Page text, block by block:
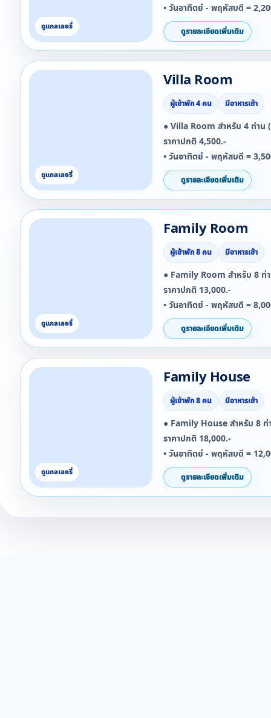
• วันอาทิตย์ - พฤหัสบดี =
• วันศุกร์ - เสาร์ = 2,500.-/ห้
• วันหยุดนักขัตฤกษ์ =
2569 จะไม่สามารถใช้โปรโมชั่
***ยกเว้นวันที่ 11 - 15 เมษาย
โปรโมชั่นนี้ได้***
ดูรายละเอียดเพิ่มเติม
Villa Room
ผู้เข้าพัก 4 คน มีอาหารเช้า
● Villa Room สำหรับ 4 ท่าน (
ราคาปกติ 4,500.-
• วันอาทิตย์ - พฤหัสบดี =
• วันศุกร์ - เสาร์ = 3,800.-/ห้
• วันหยุดนักขัตฤกษ์ =
2569 จะไม่สามารถใช้โปรโมชั่
***ยกเว้นวันที่ 11 - 15 เมษาย
โปรโมชั่นนี้ได้***
ดูรายละเอียดเพิ่มเติม
Family Room
ผู้เข้าพัก 8 คน มีอาหารเช้า
● Family Room สำหรับ 8 ท่า
ราคาปกติ 13,000.-
• วันอาทิตย์ - พฤหัสบดี =
• วันศุกร์ - เสาร์ = 10,000.-/
• วันหยุดนักขัตฤกษ์ =
2569 จะไม่สามารถใช้โปรโมชั่
***ยกเว้นวันที่ 11 - 15 เมษาย
โปรโมชั่นนี้ได้***
ดูรายละเอียดเพิ่มเติม
Family House
ผู้เข้าพัก 8 คน มีอาหารเช้า
● Family House สำหรับ 8 ท่
ราคาปกติ 18,000.-
• วันอาทิตย์ - พฤหัสบดี =
• วันศุกร์ - เสาร์ = 14,000.-/
• วันหยุดนักขัตฤกษ์ =
***ยกเว้นวันที่ 27 ธันวาคม
ดูรายละเอียดเพิ่มเติม